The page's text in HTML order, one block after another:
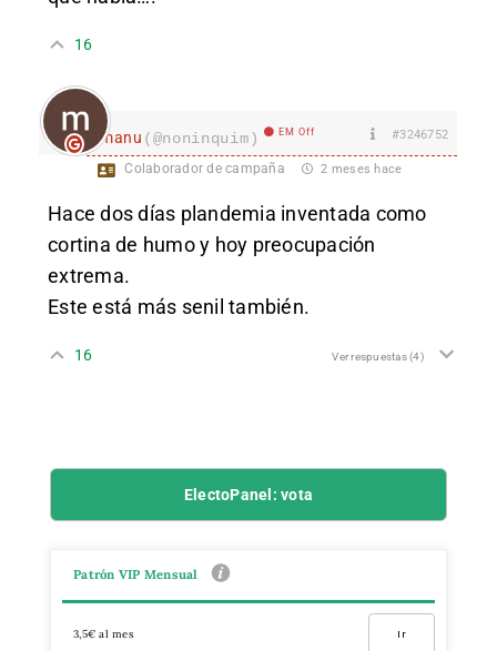
16
manu (@noninquim) EM Off #3246752
Colaborador de campaña 2 meses hace
Hace dos días plandemia inventada como
cortina de humo y hoy preocupación
extrema.
Este está más senil también.
16 Ver respuestas(4)
ElectoPanel: vota
Patrón VIP Mensual
3,5€ al mes Ir